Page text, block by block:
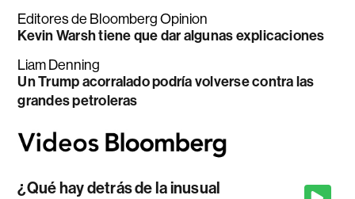
Editores de Bloomberg Opinion
Kevin Warsh tiene que dar algunas explicaciones
Liam Denning
Un Trump acorralado podría volverse contra las
grandes petroleras
¿Qué hay detrás de la inusual